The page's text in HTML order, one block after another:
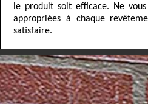
le produit soit efficace. Ne
appropriées à chaque
satisfaire.